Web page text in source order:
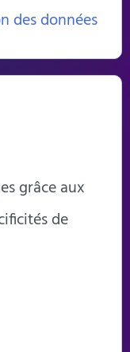
des données
grâce aux
de